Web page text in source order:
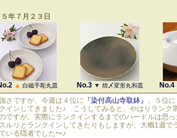
年７月２３日
▲ 白磁手彫丸皿 No.3 ▼ 焼〆変形丸和皿 No.4
さですが、今週は４位に 『染付高山寺取鉢』 、５位に
インしてきました♪ こうしてみると、やはりラン
ですが、実際にランクインするまでのハードルは思
ルリとランクインしてきたりもしますが、大概1週
いる隠者でした〜♪